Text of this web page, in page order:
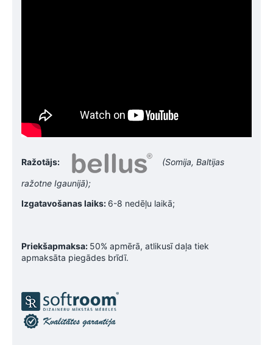
Ražotājs: (Somija, Baltijas
ražotne Igaunijā);
Izgatavošanas laiks: 6-8 nedēļu laikā;
Priekšapmaksa: 50% apmērā, atlikusī daļa tiek
apmaksāta piegādes brīdī.